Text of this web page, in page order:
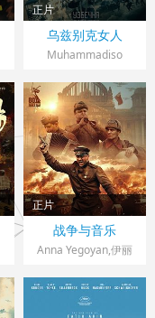
正片
乌兹别克斯坦> 战争
2023 导演：Akbar
乌兹别克女人
Muhammadiso
dra
Alekseeva,Milena
Ivanova,Aysanem
Yusupova
正片
俄罗斯> 战争片
2025 导演：萨里·奥
战争与音乐
Anna Yegoyan,伊丽
克,Vyacheslav
Timerbulatov